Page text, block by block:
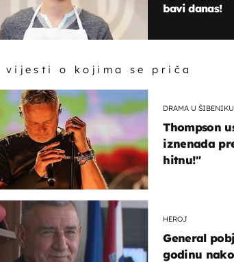
bavi danas!
vijesti o kojima se priča
DRAMA U ŠIBENIKU
Thompson
iznenada
hitnu!"
HEROJ
General
godinu